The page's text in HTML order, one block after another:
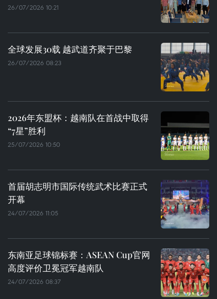
26/07/2026 10:21
全球发展30载 越武道齐聚于巴黎
26/07/2026 08:23
2026年东盟杯：越南队在首战中取得
“7星”胜利
25/07/2026 10:50
首届胡志明市国际传统武术比赛正式
开幕
24/07/2026 11:05
东南亚足球锦标赛：ASEAN Cup官网
高度评价卫冕冠军越南队
24/07/2026 08:37